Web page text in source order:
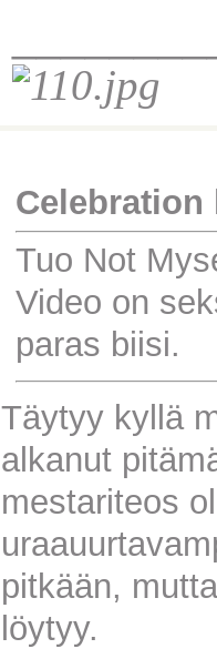
Tuo Not
Video on
paras biisi.
Täytyy kyllä
alkanut
mestariteos
pitkään,
löytyy.